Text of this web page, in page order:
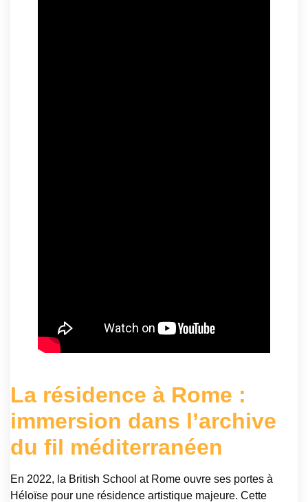
La résidence à Rome :
immersion dans l’archive
du fil méditerranéen
En 2022, la British School at Rome ouvre ses portes à
Héloïse pour une résidence artistique majeure. Cette